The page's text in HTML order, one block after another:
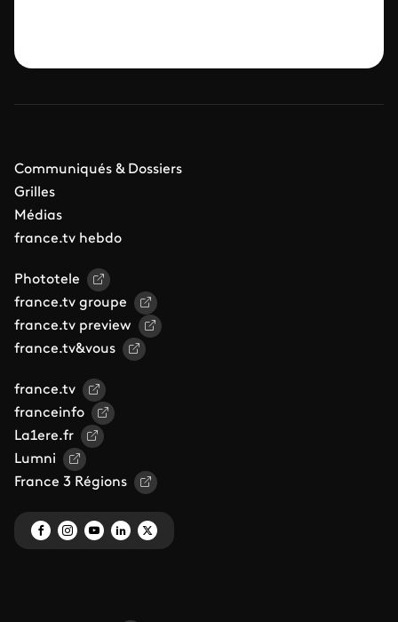
Communiqués & Dossiers
Grilles
Médias
france.tv hebdo
Phototele
france.tv groupe
france.tv preview
france.tv&vous
france.tv
franceinfo
La1ere.fr
Lumni
France 3 Régions